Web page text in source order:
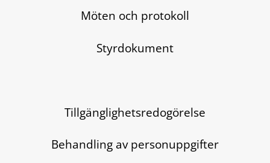
Möten och protokoll
Styrdokument
Tillgänglighetsredogörelse
Behandling av personuppgifter